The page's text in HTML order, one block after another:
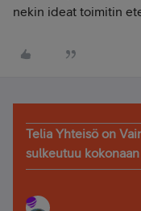
nekin ideat toimitin
Telia Yhteisö on
sulkeutuu